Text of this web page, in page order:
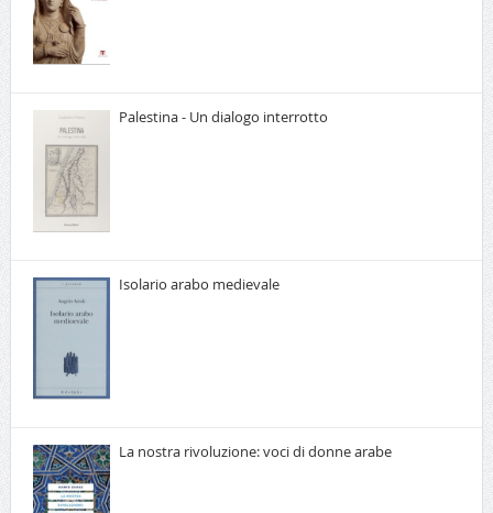
Palestina - Un dialogo interrotto
Isolario arabo medievale
La nostra rivoluzione: voci di donne arabe